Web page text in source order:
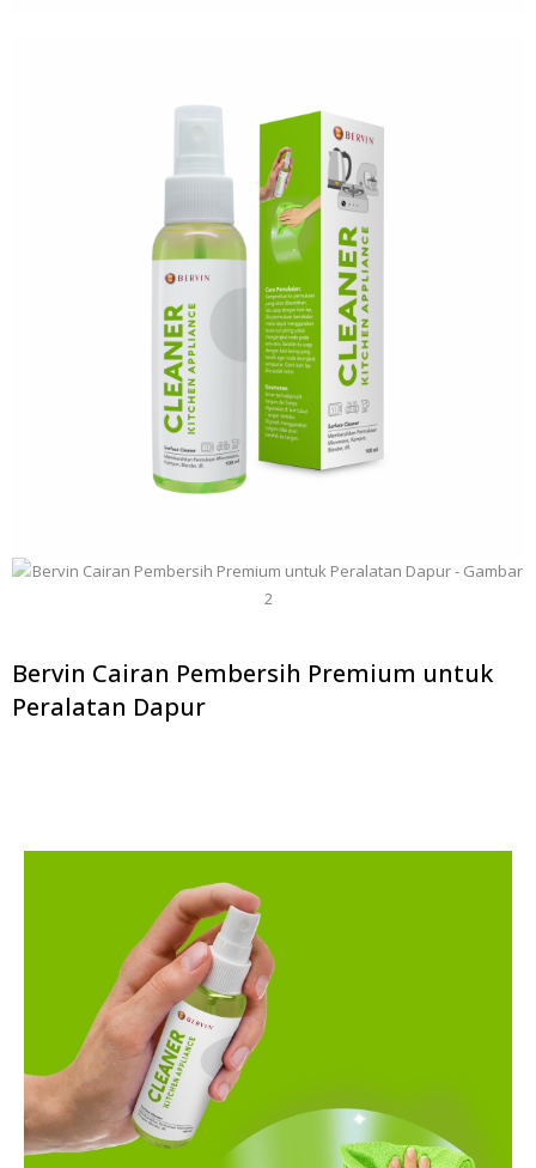
Bervin Cairan Pembersih Premium untuk
Peralatan Dapur